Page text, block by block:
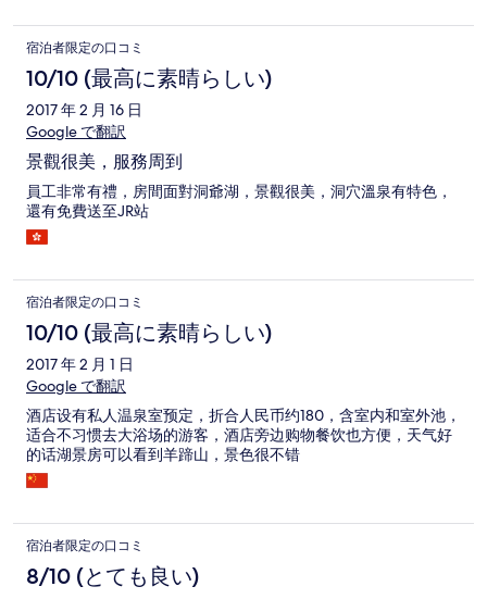
宿泊者限定の口コミ
10/10 (最高に素晴らしい)
2017 年 2 月 16 日
Google で翻訳
景觀很美，服務周到
員工非常有禮，房間面對洞爺湖，景觀很美，洞穴溫泉有特色，
還有免費送至JR站
宿泊者限定の口コミ
10/10 (最高に素晴らしい)
2017 年 2 月 1 日
Google で翻訳
酒店设有私人温泉室预定，折合人民币约180，含室内和室外池，
适合不习惯去大浴场的游客，酒店旁边购物餐饮也方便，天气好
的话湖景房可以看到羊蹄山，景色很不错
宿泊者限定の口コミ
8/10 (とても良い)